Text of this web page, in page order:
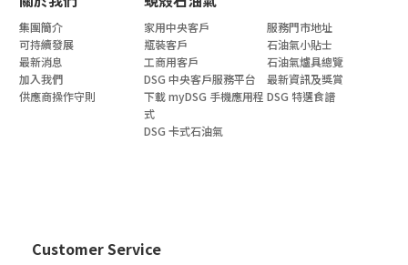
集團簡介
可持續發展
最新消息
加入我們
供應商操作守則
家用中央客戶
瓶裝客戶
工商用客戶
DSG 中央客戶服務平台
下載 myDSG 手機應用程
式
DSG 卡式石油氣
服務門市地址
石油氣小貼士
石油氣爐具總覽
最新資訊及獎賞
DSG 特選食譜
Customer Service